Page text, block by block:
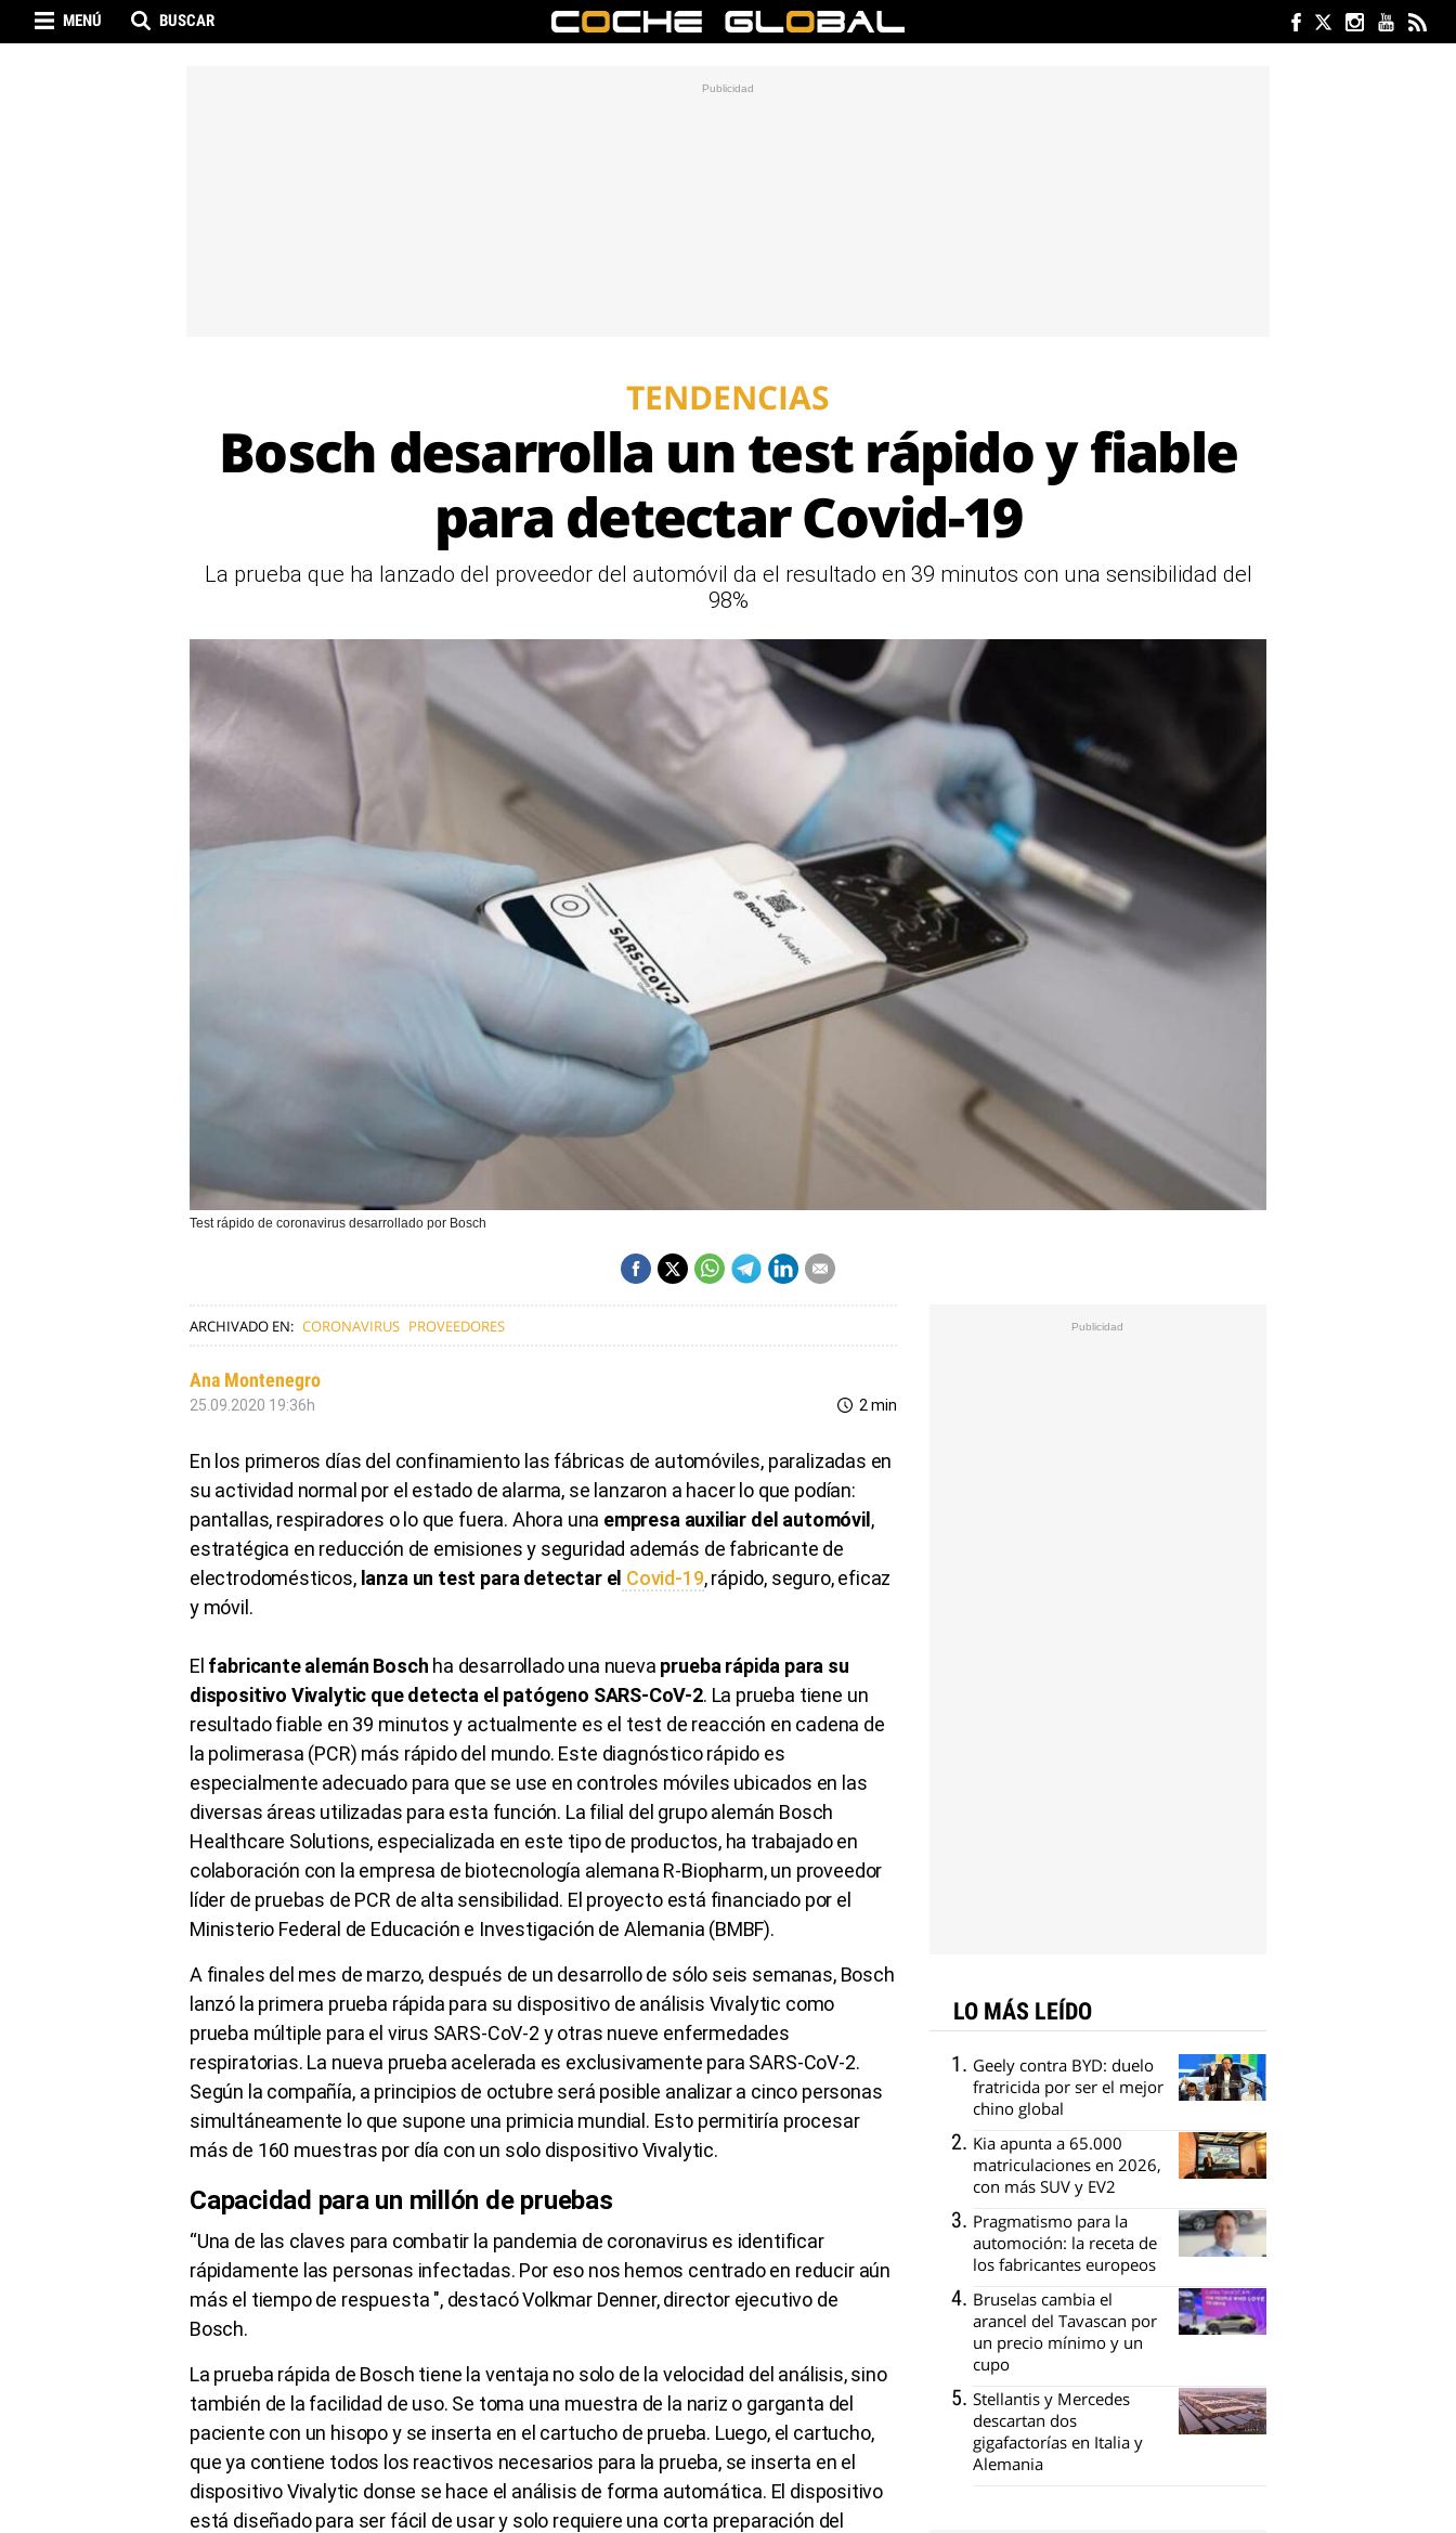
MENÚ BUSCAR
TENDENCIAS
Bosch desarrolla un test rápido y fiable
para detectar Covid-19
La prueba que ha lanzado del proveedor del automóvil da el resultado en 39 minutos con una sensibilidad del
98%
Test rápido de coronavirus desarrollado por Bosch
ARCHIVADO EN: CORONAVIRUS PROVEEDORES
Ana Montenegro
25.09.2020 19:36h 2 min
En los primeros días del confinamiento las fábricas de automóviles, paralizadas en
su actividad normal por el estado de alarma, se lanzaron a hacer lo que podían:
pantallas, respiradores o lo que fuera. Ahora una empresa auxiliar del automóvil,
estratégica en reducción de emisiones y seguridad además de fabricante de
electrodomésticos, lanza un test para detectar el Covid-19, rápido, seguro, eficaz
y móvil.
El fabricante alemán Bosch ha desarrollado una nueva prueba rápida para su
dispositivo Vivalytic que detecta el patógeno SARS-CoV-2. La prueba tiene un
resultado fiable en 39 minutos y actualmente es el test de reacción en cadena de
la polimerasa (PCR) más rápido del mundo. Este diagnóstico rápido es
especialmente adecuado para que se use en controles móviles ubicados en las
diversas áreas utilizadas para esta función. La filial del grupo alemán Bosch
Healthcare Solutions, especializada en este tipo de productos, ha trabajado en
colaboración con la empresa de biotecnología alemana R-Biopharm, un proveedor
líder de pruebas de PCR de alta sensibilidad. El proyecto está financiado por el
Ministerio Federal de Educación e Investigación de Alemania (BMBF).
A finales del mes de marzo, después de un desarrollo de sólo seis semanas, Bosch
lanzó la primera prueba rápida para su dispositivo de análisis Vivalytic como
prueba múltiple para el virus SARS-CoV-2 y otras nueve enfermedades
respiratorias. La nueva prueba acelerada es exclusivamente para SARS-CoV-2.
Según la compañía, a principios de octubre será posible analizar a cinco personas
simultáneamente lo que supone una primicia mundial. Esto permitiría procesar
más de 160 muestras por día con un solo dispositivo Vivalytic.
Capacidad para un millón de pruebas
“Una de las claves para combatir la pandemia de coronavirus es identificar
rápidamente las personas infectadas. Por eso nos hemos centrado en reducir aún
más el tiempo de respuesta ", destacó Volkmar Denner, director ejecutivo de
Bosch.
La prueba rápida de Bosch tiene la ventaja no solo de la velocidad del análisis, sino
también de la facilidad de uso. Se toma una muestra de la nariz o garganta del
paciente con un hisopo y se inserta en el cartucho de prueba. Luego, el cartucho,
que ya contiene todos los reactivos necesarios para la prueba, se inserta en el
dispositivo Vivalytic donse se hace el análisis de forma automática. El dispositivo
está diseñado para ser fácil de usar y solo requiere una corta preparación del
LO MÁS LEÍDO
Geely contra BYD: duelo
fratricida por ser el mejor
chino global
Kia apunta a 65.000
matriculaciones en 2026,
con más SUV y EV2
Pragmatismo para la
automoción: la receta de
los fabricantes europeos
Bruselas cambia el
arancel del Tavascan por
un precio mínimo y un
cupo
Stellantis y Mercedes
descartan dos
gigafactorías en Italia y
Alemania